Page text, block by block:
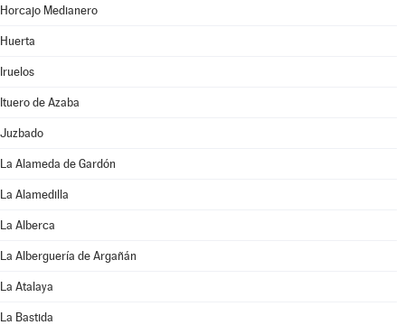
Horcajo Medianero
Huerta
Iruelos
Ituero de Azaba
Juzbado
La Alameda de Gardón
La Alamedilla
La Alberca
La Alberguería de Argañán
La Atalaya
La Bastida